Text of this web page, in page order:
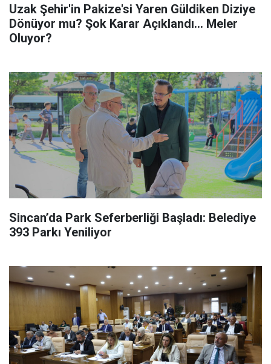
Uzak Şehir'in Pakize'si Yaren Güldiken Diziye
Dönüyor mu? Şok Karar Açıklandı... Meler
Oluyor?
Sincan’da Park Seferberliği Başladı: Belediye
393 Parkı Yeniliyor